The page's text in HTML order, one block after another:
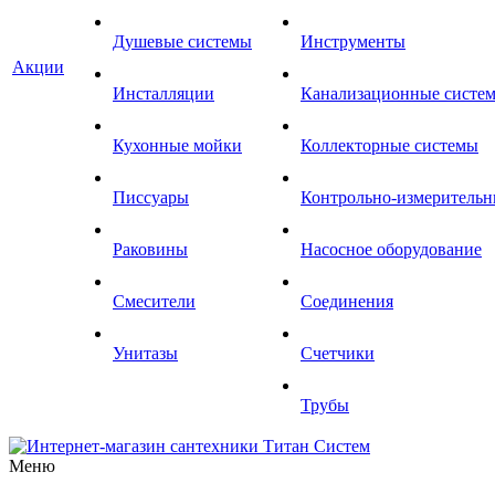
Акции
Душевые системы
Инсталляции
Кухонные мойки
Писсуары
Раковины
Смесители
Унитазы
Инструменты
Канализационные
Коллекторные системы
Контрольно-
Насосное оборудование
Соединения
Счетчики
Трубы
Меню